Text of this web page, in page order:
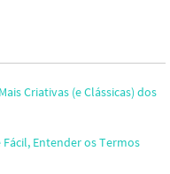
Criativas (e Clássicas) dos
Entender os Termos